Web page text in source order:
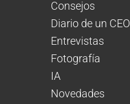
Consejos
Diario de un CEO
Entrevistas
Fotografía
IA
Novedades